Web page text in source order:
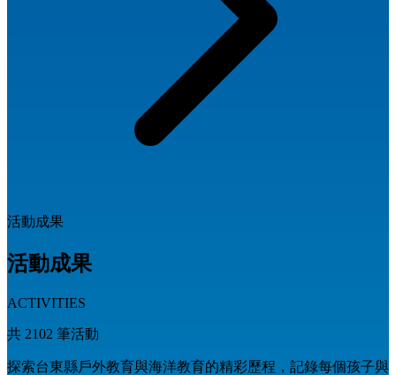
活動成果
活動成果
ACTIVITIES
共 2102 筆活動
探索台東縣戶外教育與海洋教育的精彩歷程，記錄每個孩子與